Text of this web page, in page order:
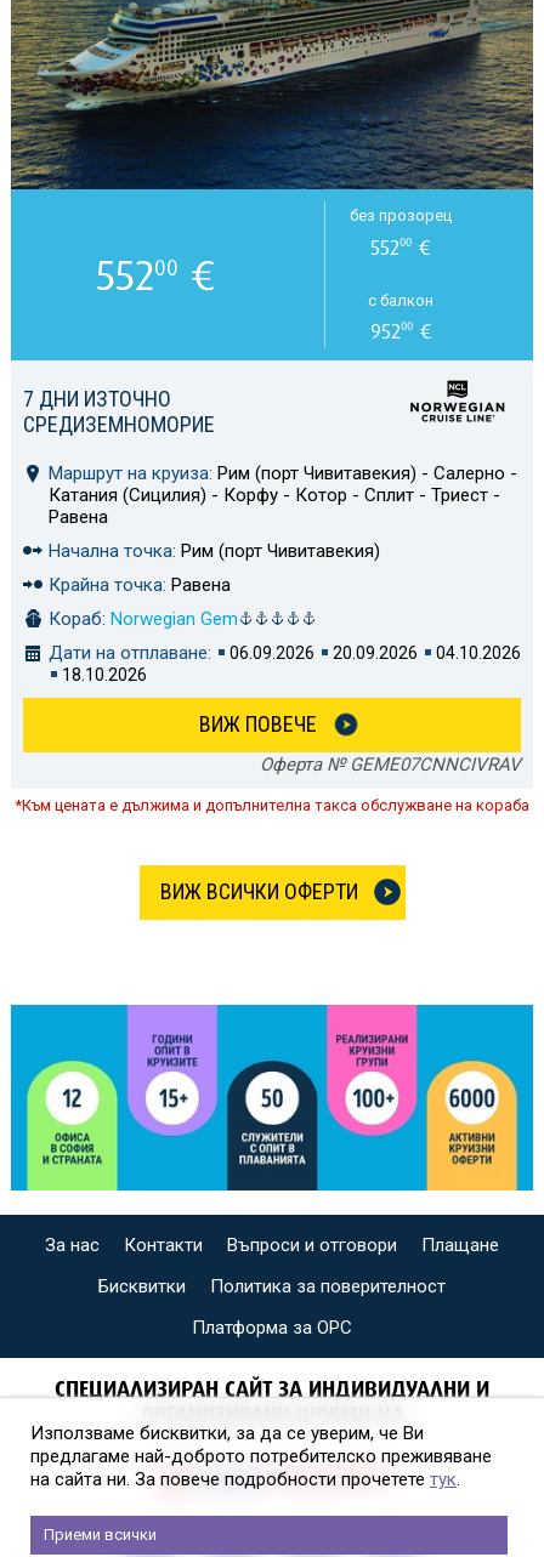
7 ДНИ ИЗТОЧНО
СРЕДИЗЕМНОМОРИЕ
Маршрут на круиза: Рим (порт Чивитавекия) - Салерно -
Катания (Сицилия) - Корфу - Котор - Сплит - Триест -
Равена
Начална точка: Рим (порт Чивитавекия)
Крайна точка: Равена
Кораб: Norwegian Gem
Дати на отплаване:
06.09.2026 20.09.2026
04.10.2026
18.10.2026
ВИЖ ПОВЕЧЕ
Оферта № GEME07CNNCIVRAV
55200 €
без прозорец
55200 €
с балкон
95200€
*Към цената е дължима и допълнителна такса обслужване на кораба
ВИЖ ВСИЧКИ ОФЕРТИ
За нас Контакти Въпроси и отговори
Плащане
Бисквитки
Политика за поверителност
Платформа за ОРС
СПЕЦИАЛИЗИРАН САЙТ ЗА ИНДИВИДУАЛНИ И
Използваме бисквитки, за да се уверим, че Ви
предлагаме най-доброто потребителско преживяване
на сайта ни. За повече подробности прочетете тук.
Приеми всички